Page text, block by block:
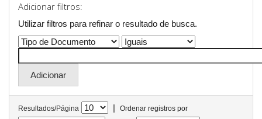
Adicionar filtros:
Utilizar filtros para refinar o resultado de busca.
Resultados/Página |
Ordenar registros por